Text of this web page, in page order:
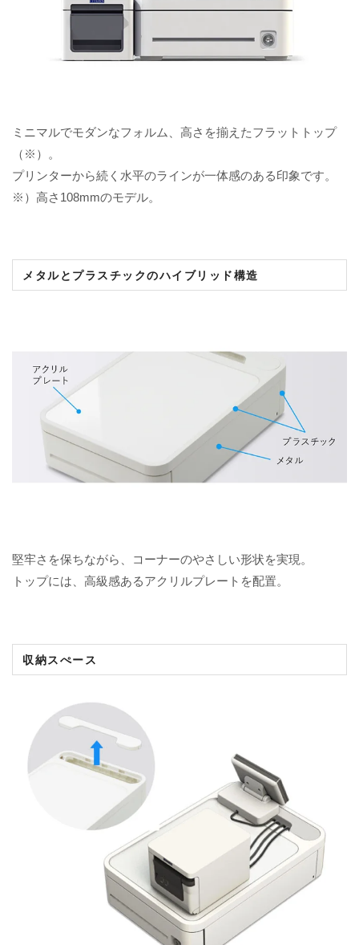
ミニマルでモダンなフォルム、高さを揃えたフラットトップ
（※）。
プリンターから続く水平のラインが一体感のある印象です。
※）高さ108mmのモデル。
メタルとプラスチックのハイブリッド構造
堅牢さを保ちながら、コーナーのやさしい形状を実現。
トップには、高級感あるアクリルプレートを配置。
収納スぺース